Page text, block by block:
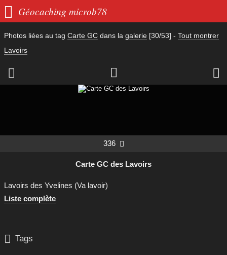
 Géocaching microb78
Photos liées au tag Carte GC dans la galerie [30/53] - Tout montrer
Lavoirs
  
336 
Carte GC des Lavoirs
Lavoirs des Yvelines (Va lavoir)
Liste complète
 Tags